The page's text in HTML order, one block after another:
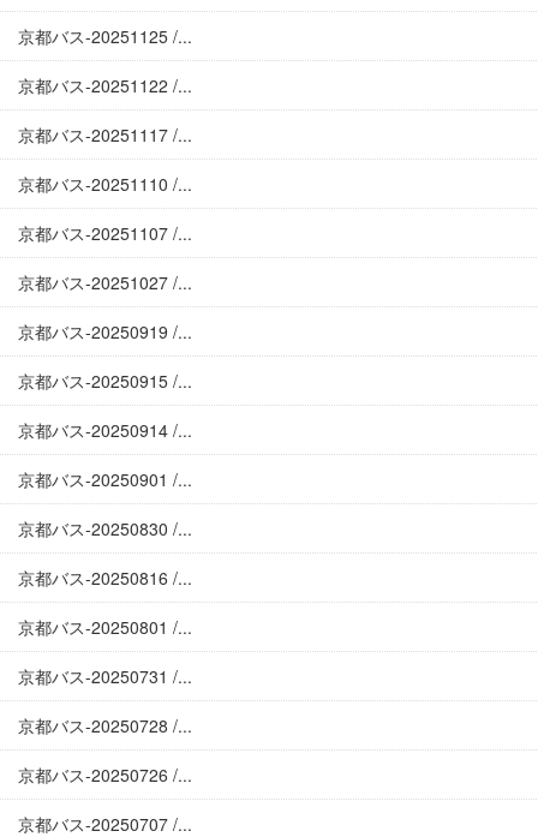
京都バス-20251125 /...
京都バス-20251122 /...
京都バス-20251117 /...
京都バス-20251110 /...
京都バス-20251107 /...
京都バス-20251027 /...
京都バス-20250919 /...
京都バス-20250915 /...
京都バス-20250914 /...
京都バス-20250901 /...
京都バス-20250830 /...
京都バス-20250816 /...
京都バス-20250801 /...
京都バス-20250731 /...
京都バス-20250728 /...
京都バス-20250726 /...
京都バス-20250707 /...